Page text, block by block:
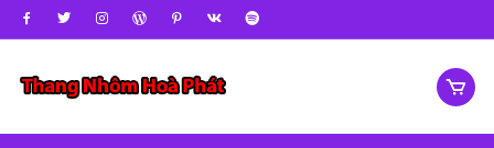
Chuyển
tới
dung